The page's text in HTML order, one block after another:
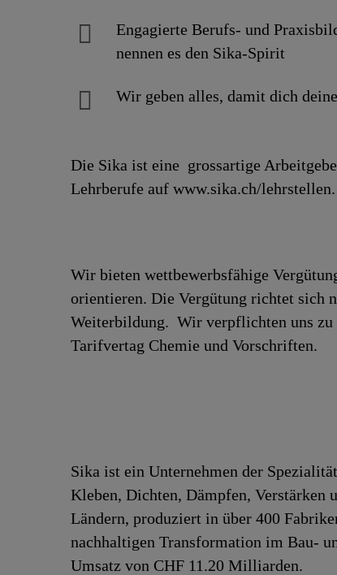
Engagierte Berufs- und
nennen es den Sika-Spirit
Wir geben alles, damit dich
Die Sika ist eine grossartige
Lehrberufe auf www.sika.ch/lehrstellen.
Wir bieten wettbewerbsfähige
orientieren. Die Vergütung richtet sich
Weiterbildung. Wir verpflichten uns zu
Tarifvertag Chemie und Vorschriften.
Sika ist ein Unternehmen der
Kleben, Dichten, Dämpfen, Verstärken
Ländern, produziert in über 400
nachhaltigen Transformation im Bau-
Umsatz von CHF 11.20 Milliarden.